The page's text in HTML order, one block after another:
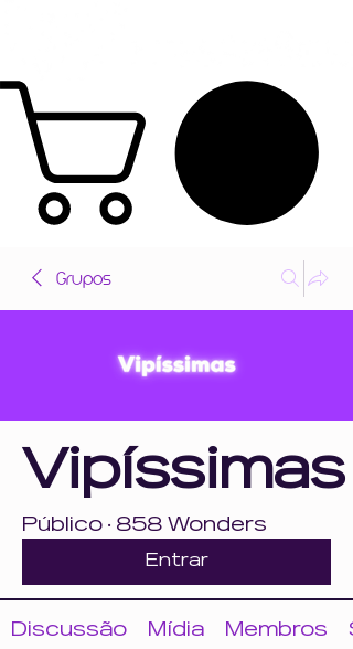
Grupos
Vipíssimas
Público · 858 Wonders
Entrar
Discussão Mídia Membros